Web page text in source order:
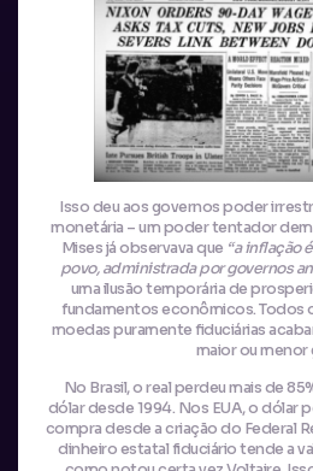
Isso deu aos governos poder
monetária – um poder tentador
Mises já observava que “a inflação
povo, administrada por governos
uma ilusão temporária de
fundamentos econômicos. Todos
moedas puramente fiduciárias
maior ou menor
No Brasil, o real perdeu mais de
dólar desde 1994. Nos EUA, o dólar
compra desde a criação do Federal
dinheiro estatal fiduciário tende a